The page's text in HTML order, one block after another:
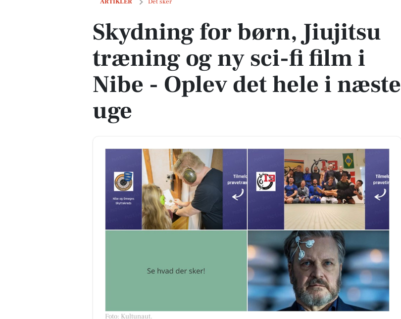
Skydning for børn, Jiujitsu
træning og ny sci-fi film i
Nibe - Oplev det hele i næste
uge
Foto: Kultunaut.